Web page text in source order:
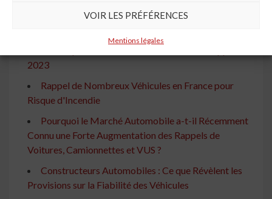
VOIR LES PRÉFÉRENCES
Mentions légales
Rappels 2025 : Marques et Modèles les Plus
2023
Rappel de Nombreux Véhicules en France pour
Risque d'Incendie
Pourquoi le Marché Automobile a-t-il Récemment
Connu une Forte Augmentation des Rappels de
Voitures, Camionnettes et VUS ?
Constructeurs Automobiles : Ce que Révèlent les
Provisions sur la Fiabilité des Véhicules